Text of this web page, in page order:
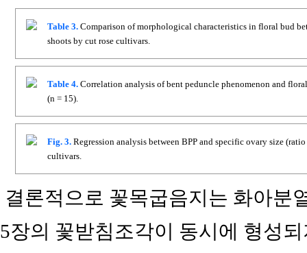
Table 3. Comparison of morphological characteristics in floral bud
shoots by cut rose cultivars.
Table 4. Correlation analysis of bent peduncle phenomenon and
(n = 15).
Fig. 3. Regression analysis between BPP and specific ovary size
cultivars.
결론적으로 꽃목굽음지는 화아분
5장의 꽃받침조각이 동시에 형성